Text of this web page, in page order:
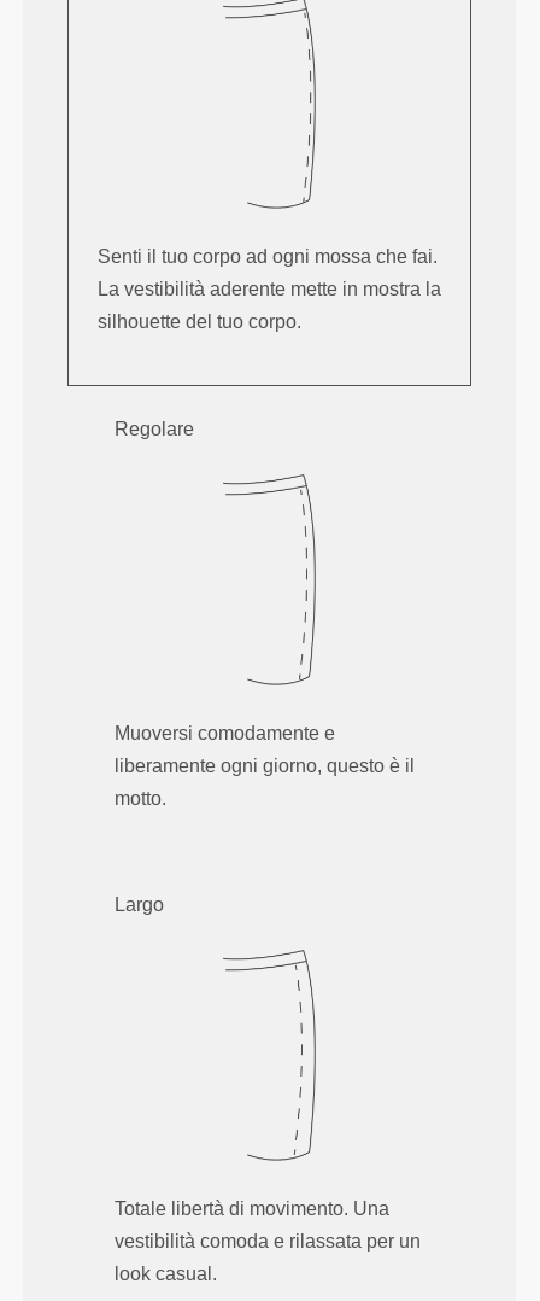
Senti il tuo corpo ad ogni mossa che fai.
La vestibilità aderente mette in mostra la
silhouette del tuo corpo.
Regolare
Muoversi comodamente e
liberamente ogni giorno, questo è il
motto.
Largo
Totale libertà di movimento. Una
vestibilità comoda e rilassata per un
look casual.